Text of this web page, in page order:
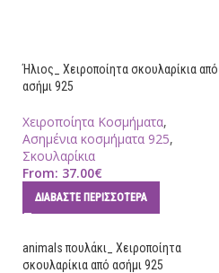
Ήλιος_ Χειροποίητα σκουλαρίκια από
ασήμι 925
Χειροποίητα Κοσμήματα,
Ασημένια κοσμήματα 925,
Σκουλαρίκια
From: 37.00€
ΔΙΑΒΆΣΤΕ ΠΕΡΙΣΣΌΤΕΡΑ
animals πουλάκι_ Χειροποίητα
σκουλαρίκια από ασήμι 925